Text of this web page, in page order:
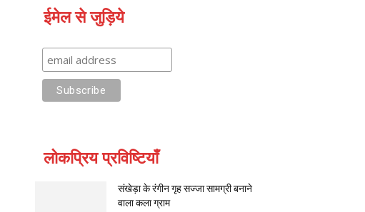
ईमेल से जुड़िये
लोकप्रिय प्रविष्टियाँ
संखेड़ा के रंगीन गृह सज्जा सामग्री बनाने
वाला कला ग्राम